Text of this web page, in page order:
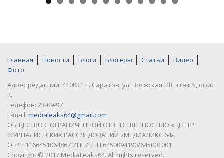
Главная Новости Блоги Блогеры Статьи
Видео
Фото
Адрес редакции: 410031, г. Саратов, ул. Волжская, 28, этаж 5, офис
2.
Телефон: 23-09-97
E-mail: medialeaks64@gmail.com
ОБЩЕСТВО С ОГРАНИЧЕННОЙ ОТВЕТСТВЕННОСТЬЮ «ЦЕНТР
ЖУРНАЛИСТСКИХ РАССЛЕДОВАНИЙ «МЕДИАЛИКС 64»
ОГРН 1166451064867 ИНН/КПП 6450094190/645001001
Copyright © 2017 MediaLeaks64. All rights reserved.